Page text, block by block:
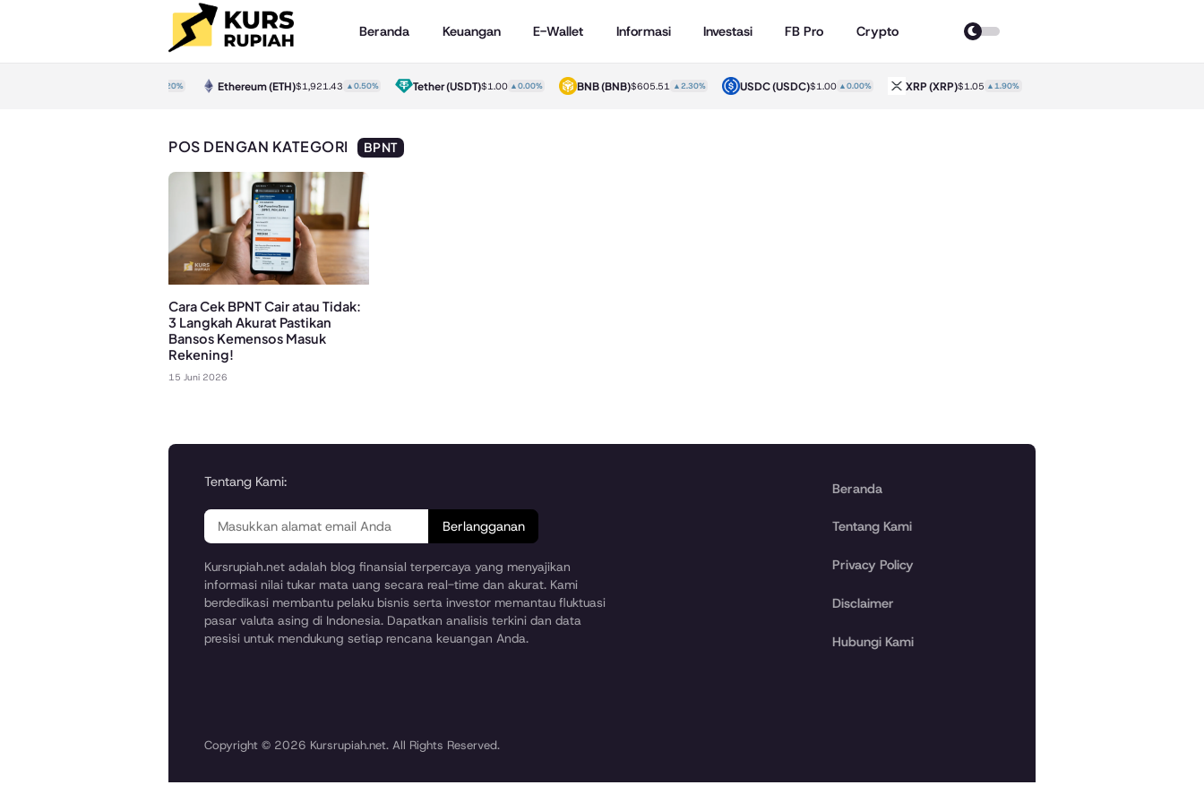
Beranda Keuangan E-Wallet Informasi Investasi FB Pro Crypto
▲0.20% Ethereum(ETH)$1,921.43▲0.50% Tether(USDT)$1.00▲0.00% BNB(BNB)$605.51▲2.30% USDC(USDC)$1.00▲0.00% XRP(XRP)$1.05▲1.90%
POS DENGAN KATEGORI BPNT
Cara Cek BPNT Cair atau Tidak:
3 Langkah Akurat Pastikan
Bansos Kemensos Masuk
Rekening!
15 Juni 2026
Tentang Kami:
Berlangganan
Kursrupiah.net adalah blog finansial terpercaya yang menyajikan
informasi nilai tukar mata uang secara real-time dan akurat. Kami
berdedikasi membantu pelaku bisnis serta investor memantau fluktuasi
pasar valuta asing di Indonesia. Dapatkan analisis terkini dan data
presisi untuk mendukung setiap rencana keuangan Anda.
Beranda
Tentang Kami
Privacy Policy
Disclaimer
Hubungi Kami
Copyright © 2026 Kursrupiah.net. All Rights Reserved.